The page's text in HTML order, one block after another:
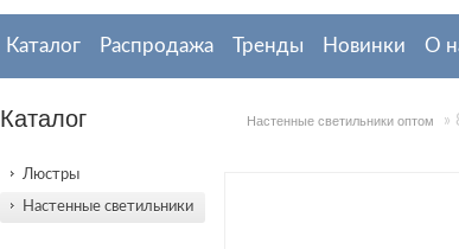
Каталог Распродажа Тренды Новинки О
Каталог
Люстры
Настенные светильники
Настенные светильники оптом »
Мы